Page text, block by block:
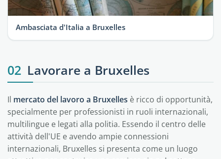
Ambasciata d'Italia a Bruxelles
02 Lavorare a Bruxelles
Il mercato del lavoro a Bruxelles è ricco di opportunità,
specialmente per professionisti in ruoli internazionali,
multilingue e legati alla politia. Essendo il centro delle
attività dell'UE e avendo ampie connessioni
internazionali, Bruxelles si presenta come un luogo